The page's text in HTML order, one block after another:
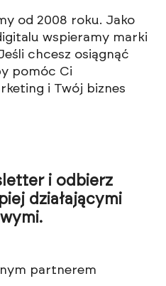
od 2008 roku. Jako
wspieramy marki
chcesz osiągnąć
pomóc Ci
i Twój biznes
i odbierz
działającymi
partnerem